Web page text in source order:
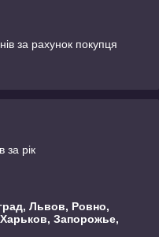
за рахунок покупця
за рік
Львов, Ровно,
Запорожье,